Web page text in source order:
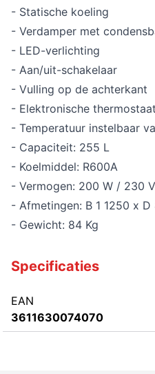
- Statische koeling
- Verdamper met
- LED-verlichting
- Aan/uit-schakelaar
- Vulling op de achterkant
- Elektronische
- Temperatuur instelbaar
- Capaciteit: 255 L
- Koelmiddel: R600A
- Vermogen: 200 W / 230 V
- Afmetingen: B 1 1250 x
- Gewicht: 84 Kg
Specificaties
EAN
3611630074070